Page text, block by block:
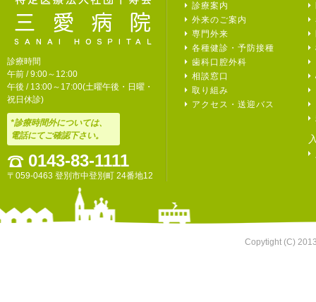
診療時間
午前 / 9:00～12:00
午後 / 13:00～17:00(土曜午後・日曜・
祝日休診)
*診療時間外については、
電話にてご確認下さい。
0143-83-1111
〒059-0463 登別市中登別町 24番地12
診療案内
外来のご案内
専門外来
各種健診・予防接種
歯科口腔外科
相談窓口
取り組み
アクセス・送迎バス
Copytight (C)